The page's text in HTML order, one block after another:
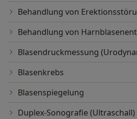
Behandlung von
Behandlung von
Blasendruckmessung
Blasenkrebs
Blasenspiegelung
Duplex-Sonografie (Ultraschall)